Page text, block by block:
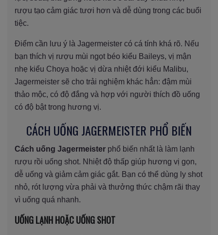
rượu tạo cảm giác tươi hơn và dễ dùng trong các buổi
tiệc.
Điểm cần lưu ý là Jagermeister có cá tính khá rõ. Nếu
bạn thích vị rượu mùi ngọt béo kiểu Baileys, vị mận
nhẹ kiểu Choya hoặc vị dừa nhiệt đới kiểu Malibu,
Jagermeister sẽ cho trải nghiệm khác hẳn: đậm mùi
thảo mộc, có độ đắng và hợp với người thích đồ uống
có độ bật trong hương vị.
CÁCH UỐNG JAGERMEISTER PHỔ BIẾN
Cách uống Jagermeister phổ biến nhất là làm lạnh
rượu rồi uống shot. Nhiệt độ thấp giúp hương vị gọn,
dễ uống và giảm cảm giác gắt. Bạn có thể dùng ly shot
nhỏ, rót lượng vừa phải và thưởng thức chậm rãi thay
vì uống quá nhanh.
UỐNG LẠNH HOẶC UỐNG SHOT